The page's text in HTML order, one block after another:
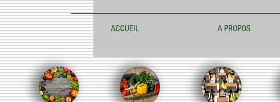
ACCUEIL A PROPOS